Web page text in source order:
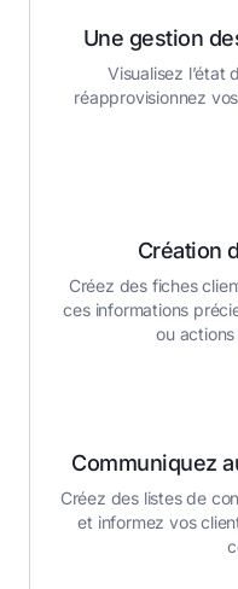
Une gestion
Visualisez l’état
réapprovisionnez
Création
Créez des fiches
ces informations
ou
Communiquez
Créez des listes de
et informez vos